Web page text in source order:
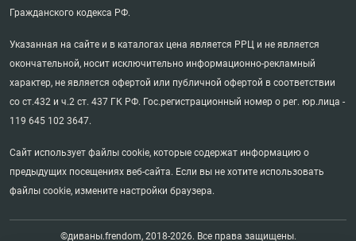
Гражданского кодекса РФ.
Указанная на сайте и в каталогах цена является РРЦ и не является
окончательной, носит исключительно информационно-рекламный
характер, не является офертой или публичной офертой в соответствии
со ст.432 и ч.2 ст. 437 ГК РФ. Гос.регистрационный номер о рег. юр.лица -
119 645 102 3647.
Сайт использует файлы cookie, которые содержат информацию о
предыдущих посещениях веб-сайта. Если вы не хотите использовать
файлы cookie, измените настройки браузера.
©диваны.frendom, 2018-2026. Все права защищены.